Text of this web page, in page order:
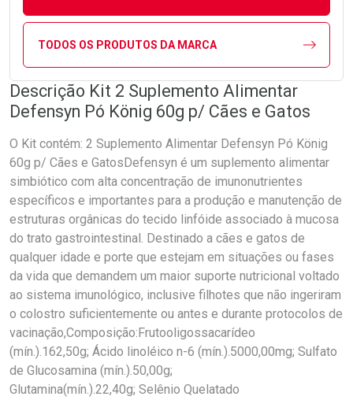
TODOS OS PRODUTOS DA MARCA
Descrição Kit 2 Suplemento Alimentar
Defensyn Pó König 60g p/ Cães e Gatos
O Kit contém: 2 Suplemento Alimentar Defensyn Pó König
60g p/ Cães e GatosDefensyn é um suplemento alimentar
simbiótico com alta concentração de imunonutrientes
específicos e importantes para a produção e manutenção de
estruturas orgânicas do tecido linfóide associado à mucosa
do trato gastrointestinal. Destinado a cães e gatos de
qualquer idade e porte que estejam em situações ou fases
da vida que demandem um maior suporte nutricional voltado
ao sistema imunológico, inclusive filhotes que não ingeriram
o colostro suficientemente ou antes e durante protocolos de
vacinação,Composição:Frutooligossacarídeo
(mín.).162,50g; Ácido linoléico n-6 (mín.).5000,00mg; Sulfato
de Glucosamina (mín.).50,00g;
Glutamina(mín.).22,40g; Selênio Quelatado